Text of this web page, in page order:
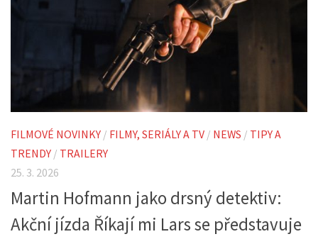
FILMOVÉ NOVINKY / FILMY, SERIÁLY A TV / NEWS / TIPY A
TRENDY / TRAILERY
25. 3. 2026
Martin Hofmann jako drsný detektiv:
Akční jízda Říkají mi Lars se představuje